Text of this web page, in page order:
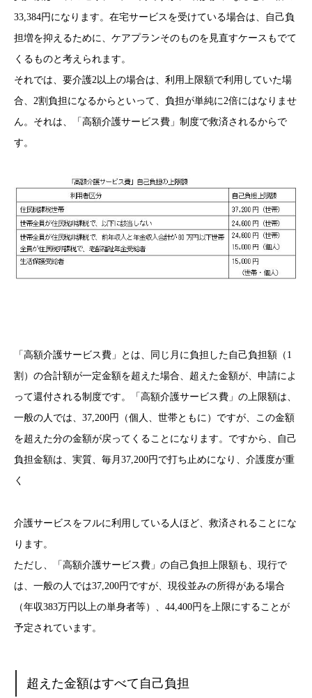
33,384円になります。在宅サービスを受けている場合は、自己負
担増を抑えるために、ケアプランそのものを見直すケースもでて
くるものと考えられます。
それでは、要介護2以上の場合は、利用上限額で利用していた場
合、2割負担になるからといって、負担が単純に2倍にはなりませ
ん。それは、「高額介護サービス費」制度で救済されるからで
す。
「高額介護サービス費」とは、同じ月に負担した自己負担額（1
割）の合計額が一定金額を超えた場合、超えた金額が、申請によ
って還付される制度です。「高額介護サービス費」の上限額は、
一般の人では、37,200円（個人、世帯ともに）ですが、この金額
を超えた分の金額が戻ってくることになります。ですから、自己
負担金額は、実質、毎月37,200円で打ち止めになり、介護度が重
く
介護サービスをフルに利用している人ほど、救済されることにな
ります。
ただし、「高額介護サービス費」の自己負担上限額も、現行で
は、一般の人では37,200円ですが、現役並みの所得がある場合
（年収383万円以上の単身者等）、44,400円を上限にすることが
予定されています。
超えた金額はすべて自己負担